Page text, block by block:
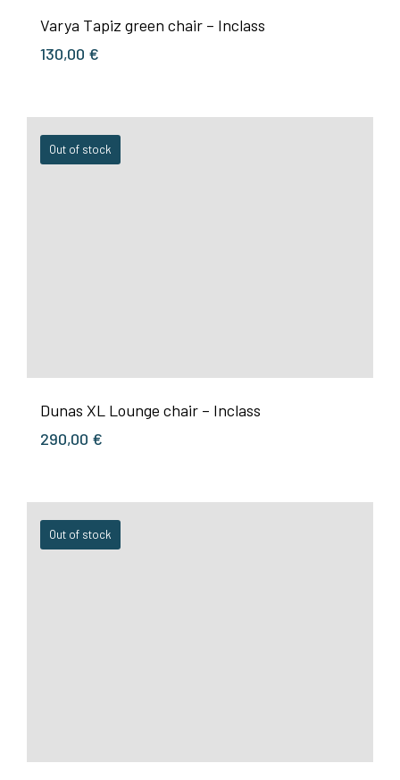
Varya Tapiz green chair – Inclass
130,00 €
Out of stock
Dunas XL Lounge chair – Inclass
290,00 €
Out of stock